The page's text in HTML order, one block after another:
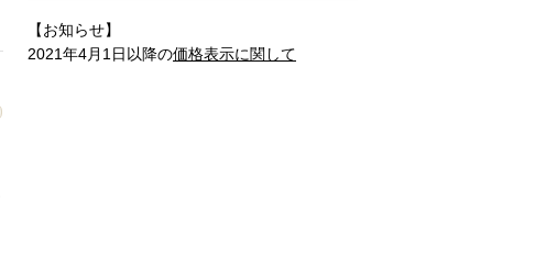
【お知らせ】
2021年4月1日以降の価格表示に関して